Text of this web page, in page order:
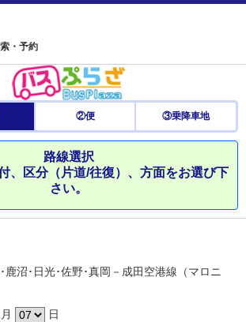
・予約
②便 ③乗降車地
路線選択
、区分（片道/往復）、方面をお選び下
さい。
鹿沼･日光･佐野･真岡－成田空港線（マロニ
月
日